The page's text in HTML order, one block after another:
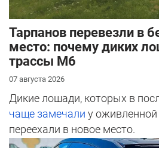
Тарпанов перевезли в
место: почему диких
трассы М6
07 августа 2026
Дикие лошади, которых в
чаще замечали у
переехали в новое место.